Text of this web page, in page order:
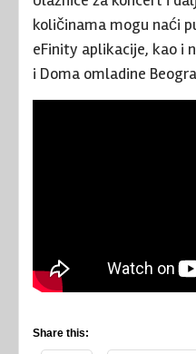
količinama mogu naći
eFinity aplikacije, kao i
i Doma omladine
Share this: